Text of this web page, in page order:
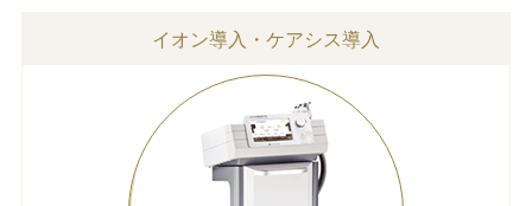
イオン導入・ケアシス導入